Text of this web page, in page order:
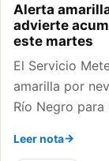
Alerta
advierte
este martes
El Servicio
amarilla por
Río Negro
Leer nota